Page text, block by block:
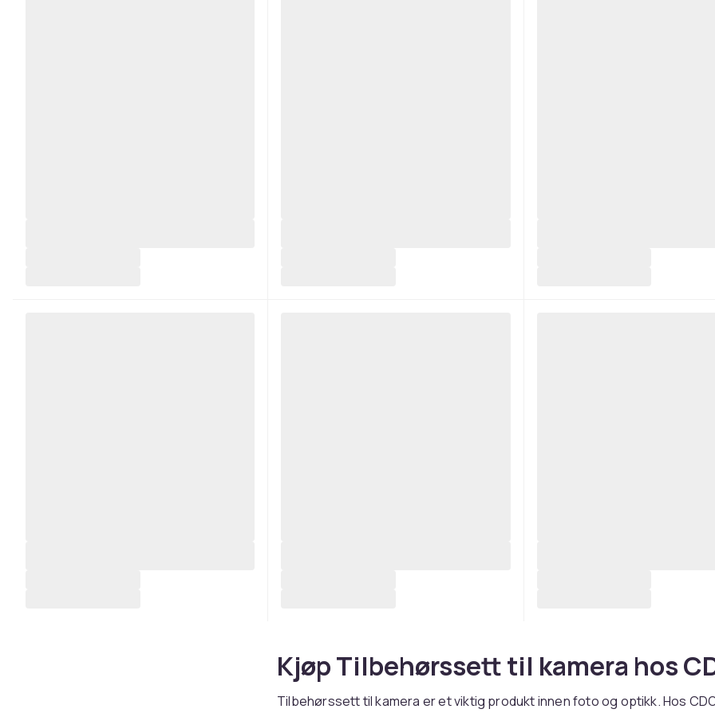
Kjøp Tilbehørssett til kamera hos
Tilbehørssett til kamera er et viktig produkt innen foto og optikk. Hos